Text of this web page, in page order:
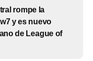
rompe la
y es nuevo
de League of